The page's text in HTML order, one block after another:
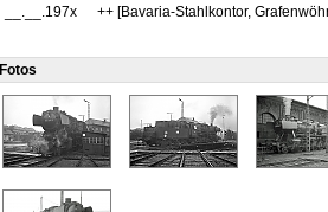
__.__.197x
++ [Bavaria-Stahlkontor,
Fotos